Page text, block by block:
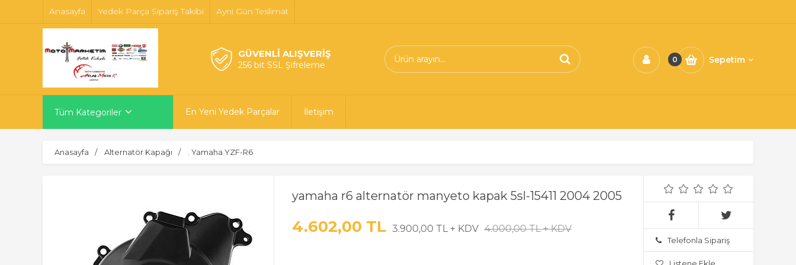
Anasayfa Yedek Parça Sipariş Takibi Ayni Gün Teslimat
GÜVENLİ ALIŞVERİŞ
256 bit SSL Şifreleme
0 Sepetim
Tüm Kategoriler En Yeni Yedek Parçalar İletişim
Anasayfa Alternatör Kapağı . Yamaha YZF-R6
yamaha r6 alternatör manyeto kapak 5sl-15411 2004 2005
4.602,00 TL 3.900,00 TL + KDV 4.000,00 TL + KDV
Telefonla Sipariş